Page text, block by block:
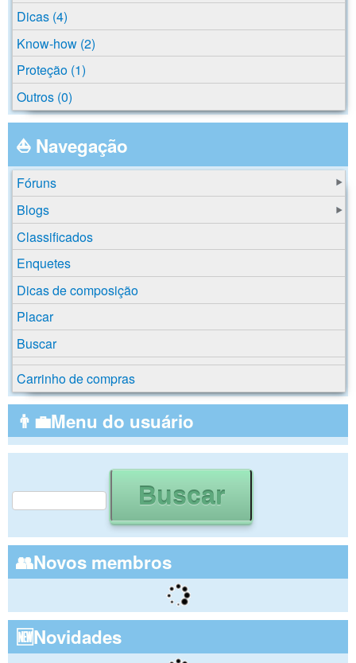
Dicas (4)
Know-how (2)
Proteção (1)
Outros (0)
⛵ Navegação
Fóruns
Blogs
Classificados
Enquetes
Dicas de composição
Placar
Buscar
Carrinho de compras
👨‍💼Menu do usuário
Formulário de busca
👥Novos membros
🆕Novidades